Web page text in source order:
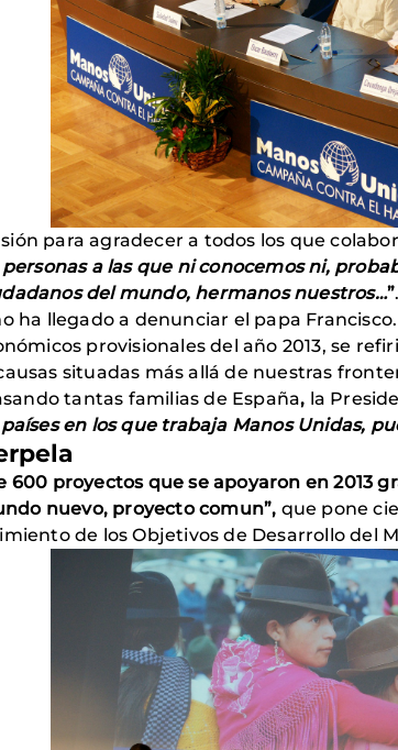
para agradecer a todos los que
a las que ni conocemos ni,
del mundo, hermanos nuestros…”
ha llegado a denunciar el papa Francisco.
provisionales del año 2013, se
situadas más allá de nuestras
tantas familias de España, la
en los que trabaja Manos Unidas,
600 proyectos que se apoyaron en 2013
nuevo, proyecto comun”, que pone
de los Objetivos de Desarrollo del